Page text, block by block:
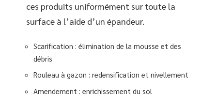
ces produits uniformément sur toute la
surface à l’aide d’un épandeur.
Scarification : élimination de la mousse et des
débris
Rouleau à gazon : redensification et nivellement
Amendement : enrichissement du sol